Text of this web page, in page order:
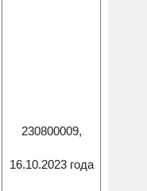
230800009,
16.10.2023 года